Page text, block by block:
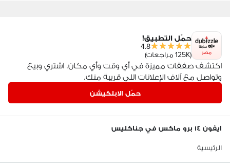
مصر
حمّل التطبيق!
4.8
(125K مراجعات)
اكتشف صفقات مميزة في أي وقت وأي مكان. اشتري وبيع
وتواصل مع آلاف الإعلانات اللي قريبة منك.
حمّل الابلكيشن
ايفون ١٤ برو ماكس في جناكليس
الرئيسية